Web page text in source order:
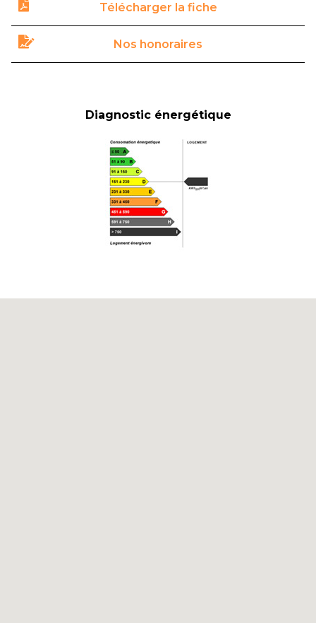
Télécharger la fiche
Nos honoraires
Diagnostic énergétique